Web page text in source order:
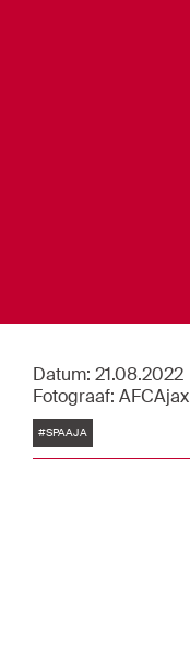
Datum: 21.08.2022
Fotograaf: AFCAjax
Tags
#SPAAJA